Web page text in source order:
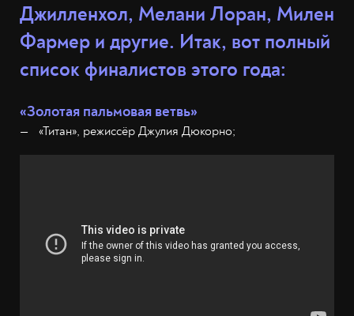
Джилленхол, Мелани Лоран, Милен
Фармер и другие. Итак, вот полный
список финалистов этого года:
«Золотая пальмовая ветвь»
«Титан», режиссёр Джулия Дюкорно;